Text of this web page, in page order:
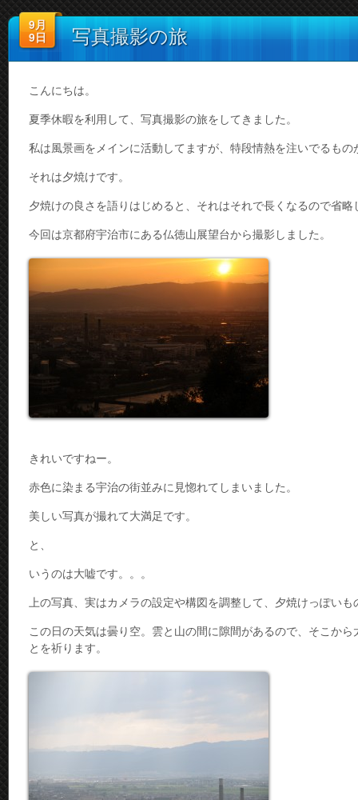
9月
9日
写真撮影の旅
こんにちは。
夏季休暇を利用して、写真撮影の旅をしてきました。
私は風景画をメインに活動してますが、特段情熱を注いでるもの
それは夕焼けです。
夕焼けの良さを語りはじめると、それはそれで長くなるので省略
今回は京都府宇治市にある仏徳山展望台から撮影しました。
きれいですねー。
赤色に染まる宇治の街並みに見惚れてしまいました。
美しい写真が撮れて大満足です。
と、
いうのは大嘘です。。。
上の写真、実はカメラの設定や構図を調整して、夕焼けっぽい
この日の天気は曇り空。雲と山の間に隙間があるので、そこか
とを祈ります。